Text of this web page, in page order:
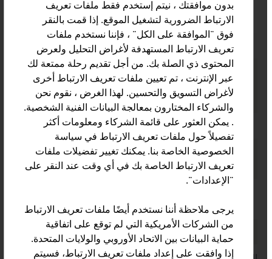
البضائع المنقولة / حركة البضائع لعام 2024
كمية البضائع المنقولة
محسوبة بالألف طن
الحصة
المئوية %
الطرق 569,169
84.9 %
السكك
الحديدية
94,431
14.1 %
نهر الدانوب
258
0.04 %
بدون موافقتك ، نيتم إستخدم فقط ملفات تعريف
الارتباط الضرورية لتشغيل الموقع. إذا قمت بالنقر
فوق "الموافقة على الكل" ، فإننا نستخدم ملفات
تعريف الارتباط المستهدفة لأغراض التحليل ولعرض
المحتوى ذي الصلة بك. من أجل تقديم رحلة ممتعة لك
عبر الإنترنت ، تم تعيين ملفات تعريف الارتباط أخرى
لأغراض التسويق والتحسين. لهذا الغرض ، نقوم نحن
والشركاء المختارون بمعالجة البيانات الفنية الشخصية.
. يمكن العثور على قائمة الشركاء ومعلومات أكثر
تفصيلاً حول ملفات تعريف الارتباط في سياسة
الخصوصية الخاصة بنا. يمكنك تغيير تفضيلات ملفات
تعريف الارتباط الخاصة بك في أي وقت عند النقر على
"الإعدادات".
يرجى ملاحظة أننا نستخدم أيضًا ملفات تعريف الارتباط
من الشركات الأمريكية التي لم توقع على اتفاقية
حماية البيانات بين الاتحاد الأوروبي والولايات المتحدة.
إذا وافقت على إعداد ملفات تعريف الارتباط، فسيتم